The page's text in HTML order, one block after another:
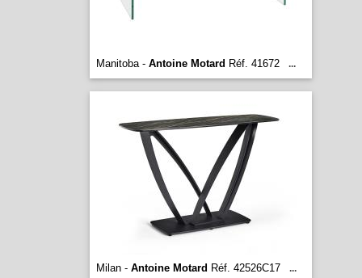
Manitoba - Antoine Motard Réf. 41672 ...
Milan - Antoine Motard Réf. 42526C17 ...